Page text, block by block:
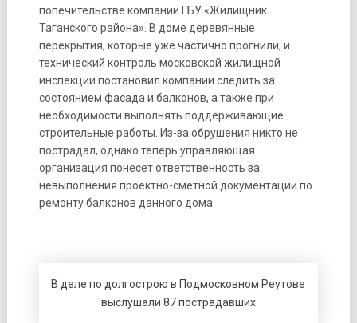
попечительстве компании ГБУ «Жилищник
Таганского района». В доме деревянные
перекрытия, которые уже частично прогнили, и
технический контроль московской жилищной
инспекции постановил компании следить за
состоянием фасада и балконов, а также при
необходимости выполнять поддерживающие
строительные работы. Из-за обрушения никто не
пострадал, однако теперь управляющая
организация понесет ответственность за
невыполнения проектно-сметной документации по
ремонту балконов данного дома.
В деле по долгострою в Подмосковном Реутове
выслушали 87 пострадавших